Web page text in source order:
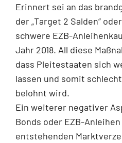
Erinnert sei an das
der „Target 2 Salden“
schwere EZB-
Jahr 2018. All diese
dass Pleitestaaten sich
lassen und somit
belohnt wird.
Ein weiterer negativer
Bonds oder EZB-
entstehenden